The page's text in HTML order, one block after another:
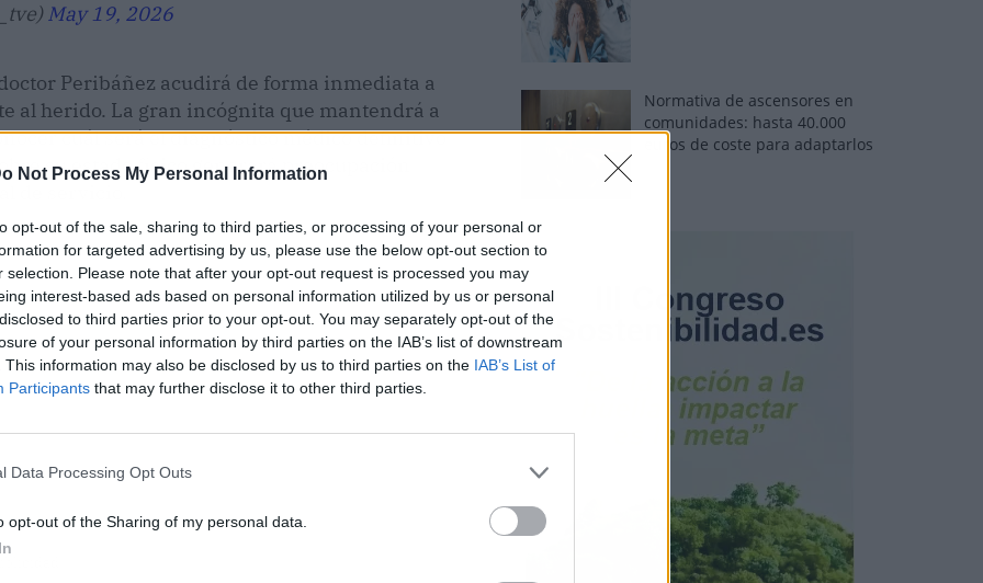
Not Process My Personal Information
opt-out of the sale, sharing to third parties, or processing of your personal or
for targeted advertising by us, please use the below opt-out section to
selection. Please note that after your opt-out request is processed you may
interest-based ads based on personal information utilized by us or personal
to third parties prior to your opt-out. You may separately opt-out of the
of your personal information by third parties on the IAB’s list of downstream
This information may also be disclosed by us to third parties on the IAB’s List of
Participants that may further disclose it to other third parties.
Data Processing Opt Outs
opt-out of the Sharing of my personal data.
May 19, 2026
Peribáñez acudirá de forma inmediata a
al herido. La gran incógnita que mantendrá a
cuál será el diagnóstico médico definitivo
su estado físico generará preocupación
de servicio.
Normativa de ascensores en
comunidades: hasta 40.000
euros de coste para adaptarlos